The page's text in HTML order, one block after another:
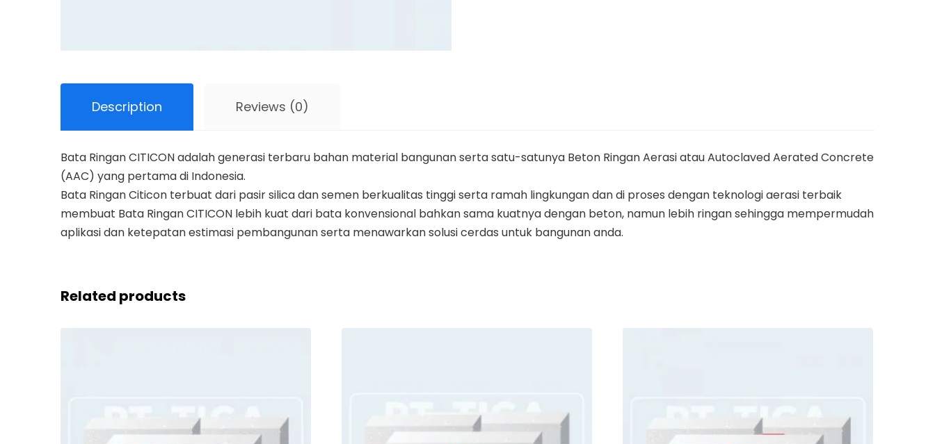
Description Reviews (0)
Bata Ringan CITICON adalah generasi terbaru bahan material bangunan serta satu-satunya Beton Ringan Aerasi atau Autoclaved Aerated Concrete
(AAC) yang pertama di Indonesia.
Bata Ringan Citicon terbuat dari pasir silica dan semen berkualitas tinggi serta ramah lingkungan dan di proses dengan teknologi aerasi terbaik
membuat Bata Ringan CITICON lebih kuat dari bata konvensional bahkan sama kuatnya dengan beton, namun lebih ringan sehingga mempermudah
aplikasi dan ketepatan estimasi pembangunan serta menawarkan solusi cerdas untuk bangunan anda.
Related products